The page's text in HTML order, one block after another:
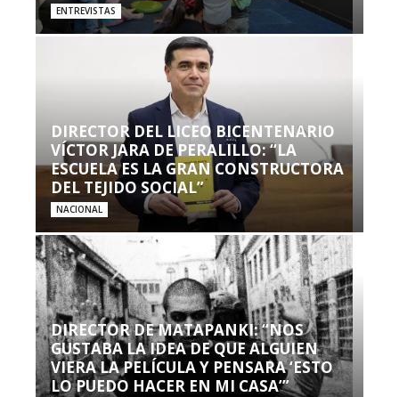
ENTREVISTAS
DIRECTOR DEL LICEO BICENTENARIO
VÍCTOR JARA DE PERALILLO: “LA
ESCUELA ES LA GRAN CONSTRUCTORA
DEL TEJIDO SOCIAL”
NACIONAL
DIRECTOR DE MATAPANKI: “NOS
GUSTABA LA IDEA DE QUE ALGUIEN
VIERA LA PELÍCULA Y PENSARA ‘ESTO
LO PUEDO HACER EN MI CASA’”